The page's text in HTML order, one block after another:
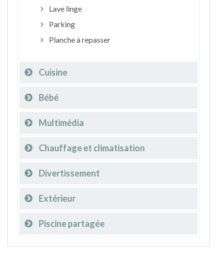
Lave linge
Parking
Planche à repasser
Cuisine
Bébé
Multimédia
Chauffage et climatisation
Divertissement
Extérieur
Piscine partagée